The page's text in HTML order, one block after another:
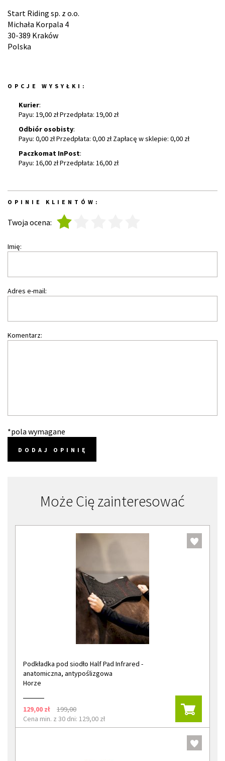
Start Riding sp. z o.o.
Michała Korpala 4
30-389 Kraków
Polska
OPCJE WYSYŁKI:
Kurier:
Payu: 19,00 zł Przedpłata: 19,00 zł
Odbiór osobisty:
Payu: 0,00 zł Przedpłata: 0,00 zł Zapłacę w sklepie: 0,00 zł
Paczkomat InPost:
Payu: 16,00 zł Przedpłata: 16,00 zł
OPINIE KLIENTÓW:
Twoja ocena:
Imię:
Adres e-mail:
Komentarz:
*pola wymagane
DODAJ OPINIĘ
Może Cię zainteresować
Podkładka pod siodło Half Pad Infrared -
anatomiczna, antypoślizgowa
Horze
129,00 zł
199,00
Cena min. z 30 dni: 129,00 zł